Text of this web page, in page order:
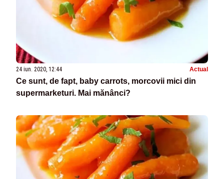
24 iun. 2020, 12:44 Actual
Ce sunt, de fapt, baby carrots, morcovii mici din
supermarketuri. Mai mănânci?